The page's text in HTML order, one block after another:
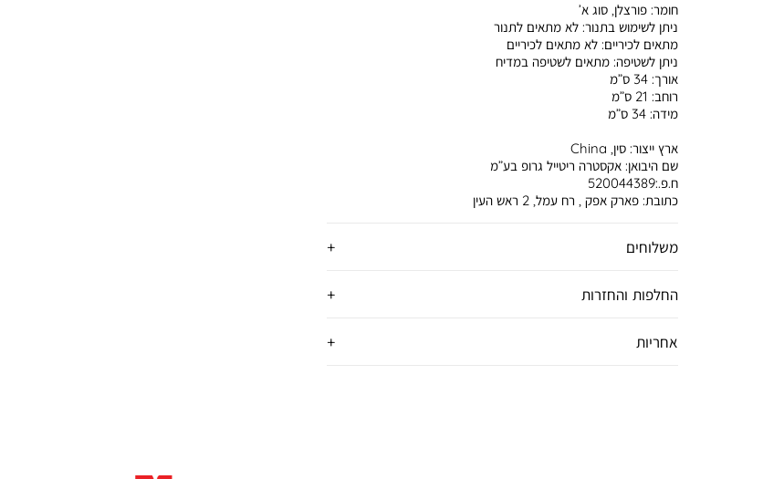
משלוחים
החלפות והחזרות
אחריות
חומר:פורצלן, סוג א’
ניתן לשימוש בתנור:לא מתאים לתנור
מתאים לכיריים:לא מתאים לכיריים
ניתן לשטיפה:מתאים לשטיפה במדיח
אורך:34 ס”מ
רוחב: 21 ס”מ
מידה:34 ס”מ
ארץ ייצור:סין, China
שם היבואן:אקסטרה ריטייל גרופ בע”מ
ח.פ.:520044389
כתובת:פארק אפק , רח עמל, 2 ראש העין